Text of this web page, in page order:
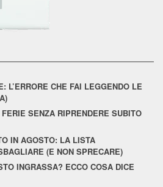
L’ERRORE CHE FAI LEGGENDO LE
SENZA RIPRENDERE SUBITO
IN AGOSTO: LA LISTA
(E NON SPRECARE)
INGRASSA? ECCO COSA DICE